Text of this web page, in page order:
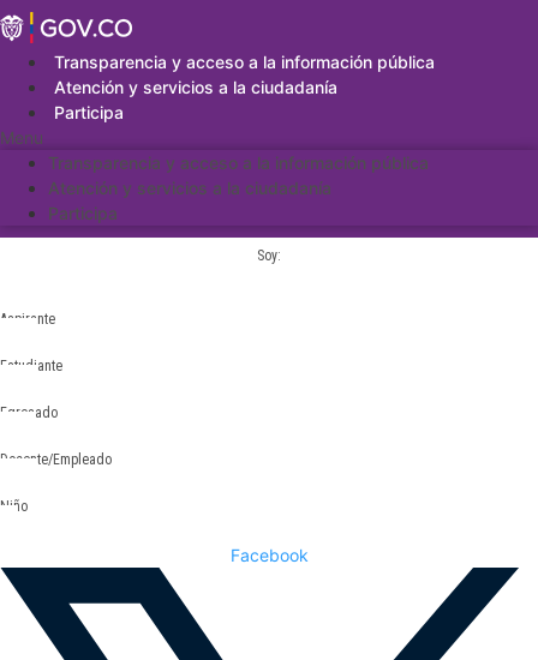
Saltar
al
contenidoTransparencia y acceso a la información pública
Atención y servicios a la ciudadanía
Participa
Menu
Transparencia y acceso a la información pública
Atención y servicios a la ciudadanía
Participa
Soy:
Aspirante
Estudiante
Egresado
Docente/Empleado
Niño
Facebook